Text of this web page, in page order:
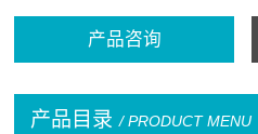
产品咨询
产品目录 / PRODUCT MENU